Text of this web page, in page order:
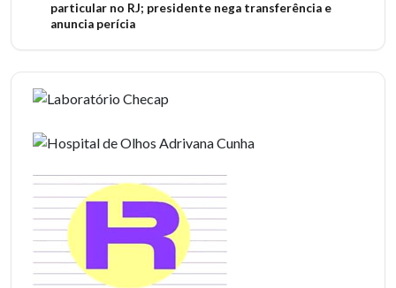
particular no RJ; presidente nega transferência e
anuncia perícia